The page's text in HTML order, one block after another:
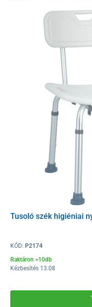
Az ülőke faltól való
Tusoló szék higiéniai
KÓD: P2174
Raktáron >10db
Kézbesítés 13.08